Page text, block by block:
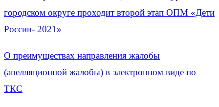
городском округе проходит второй этап ОПМ «Дети
России- 2021»
О преимуществах направления жалобы
(апелляционной жалобы) в электронном виде по
ТКС